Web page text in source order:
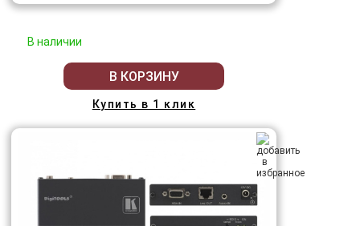
В наличии
В КОРЗИНУ
Купить в 1 клик